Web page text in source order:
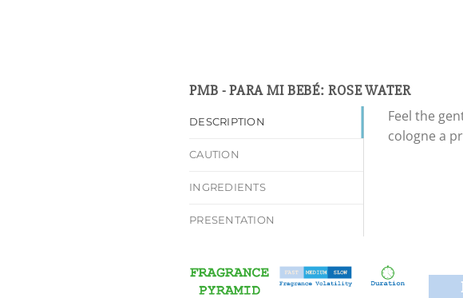
PMB - PARA MI BEBÉ: ROSE WATER
DESCRIPTION
CAUTION
INGREDIENTS
PRESENTATION
Feel the
cologne a